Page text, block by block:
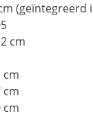
(geïntegreerd
cm
cm
cm
cm